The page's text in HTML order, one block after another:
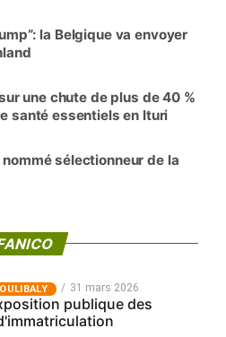
la Belgique va envoyer
une chute de plus de 40 %
santé essentiels en Ituri
sélectionneur de la
31 mars 2026
publique des